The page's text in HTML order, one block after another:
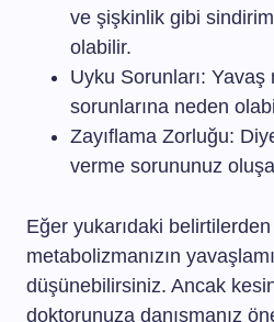
ve şişkinlik gibi
olabilir.
Uyku Sorunları:
sorunlarına neden
Zayıflama Zorluğu:
verme sorununuz
Eğer yukarıdaki
metabolizmanızın
düşünebilirsiniz. Ancak
doktorunuza danışmanız